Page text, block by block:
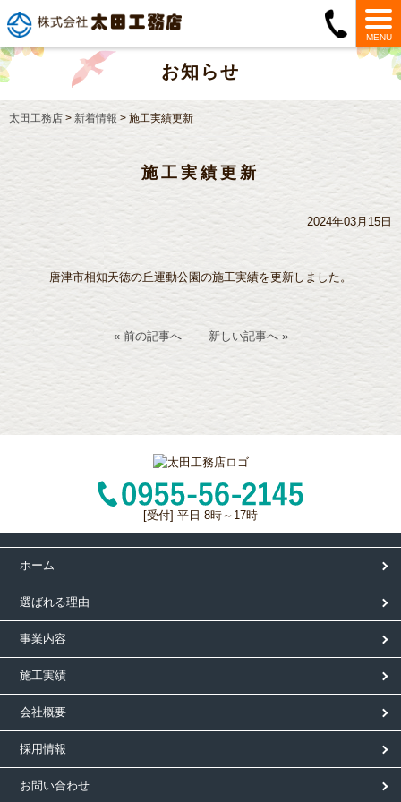
MENU
お知らせ
太田工務店 > 新着情報 > 施工実績更新
施工実績更新
2024年03月15日
唐津市相知天徳の丘運動公園の施工実績を更新しました。
« 前の記事へ 新しい記事へ »
[受付] 平日 8時～17時
ホーム
選ばれる理由
事業内容
施工実績
会社概要
採用情報
お問い合わせ